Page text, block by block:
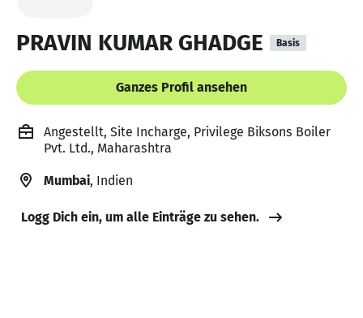
PRAVIN KUMAR GHADGE Basis
Ganzes Profil ansehen
Angestellt, Site Incharge, Privilege Biksons Boiler
Pvt. Ltd., Maharashtra
Mumbai, Indien
Logg Dich ein, um alle Einträge zu sehen.